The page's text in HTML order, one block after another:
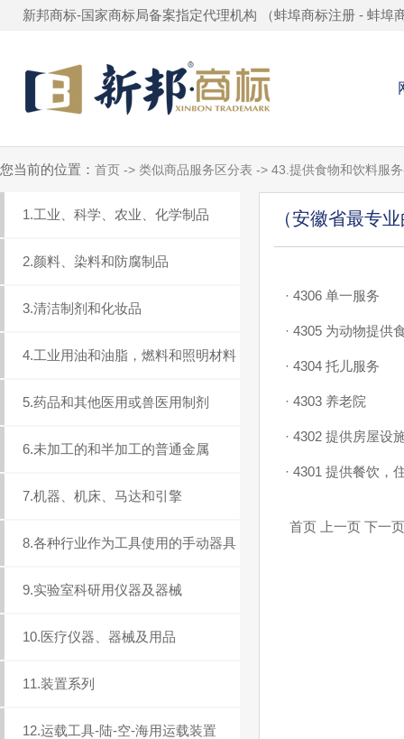
新邦商标-国家商标局备案指定代理机构 （蚌埠商标注册 - 蚌埠
您当前的位置： 首页 -> 类似商品服务区分表 -> 43.提供食物和饮料服
1.工业、科学、农业、化学制品
2.颜料、染料和防腐制品
3.清洁制剂和化妆品
4.工业用油和油脂，燃料和照明材料
5.药品和其他医用或兽医用制剂
6.未加工的和半加工的普通金属
7.机器、机床、马达和引擎
8.各种行业作为工具使用的手动器具
9.实验室科研用仪器及器械
10.医疗仪器、器械及用品
11.装置系列
12.运载工具-陆-空-海用运载装置
（安徽省最专
· 4306 单一服务
· 4305 为动物提供
· 4304 托儿服务
· 4303 养老院
· 4302 提供房屋设
· 4301 提供餐饮，
首页 上一页 下一